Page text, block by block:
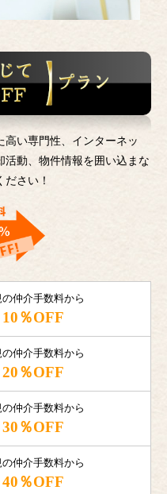
高い専門性、インターネッ
動、 物件情報を囲い込まな
さい！
仲介手数料から
10％OFF
仲介手数料から
20％OFF
仲介手数料から
30％OFF
仲介手数料から
40％OFF